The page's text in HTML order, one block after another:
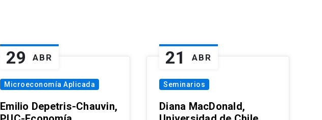
29 ABR
Microeconomía Aplicada
Emilio Depetris-Chauvin,
21 ABR
Seminarios
Diana MacDonald,